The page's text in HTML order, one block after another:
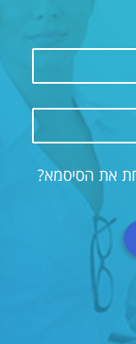
את הסיסמא?